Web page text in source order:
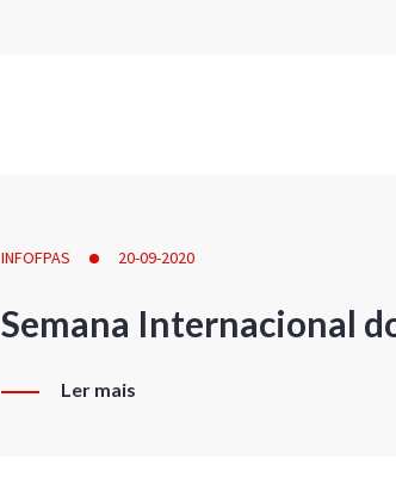
INFOFPAS 20-09-2020
Semana Internacional
Ler mais